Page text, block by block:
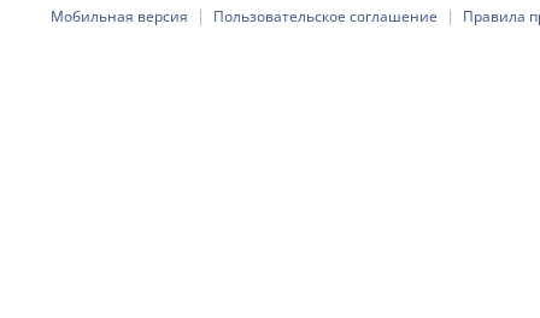
Мобильная версия | Пользовательское соглашение | Правила